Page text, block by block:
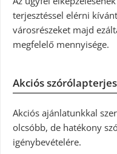
terjesztéssel elérni
városrészeket majd
megfelelő mennyisége.
Akciós
Akciós ajánlatunkkal
olcsóbb, de hatékony
igénybevételére.